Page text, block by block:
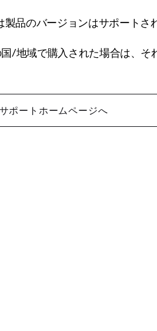
製品のバージョンはサポートさ
/地域で購入された場合は、
サポートホームページへ